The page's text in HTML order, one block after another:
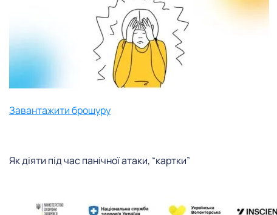
Завантажити брошуру
Як діяти під час панічної атаки, “картки”